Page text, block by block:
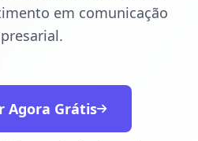
em comunicação
Agora Grátis